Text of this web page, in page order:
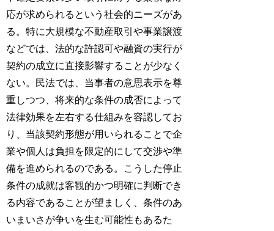
応が求められるという社会的ニーズがあ
る。特に大規模な不動産取引や事業譲渡
などでは、法的な許認可や融資の実行が
契約の成立に直接影響することが少なく
ない。民法では、当事者の意思表示を尊
重しつつ、将来的な条件の成否によって
法律効果を左右する仕組みを容認してお
り、当該契約形態が用いられることで企
業や個人は負担を限定的にして交渉や準
備を進められるのである。こうした停止
条件の成就は客観的かつ明確に判断でき
る内容であることが望ましく、条件のあ
いまいさが争いを生む可能性もあるた